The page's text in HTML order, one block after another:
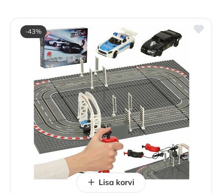
-43%
Lisa korvi